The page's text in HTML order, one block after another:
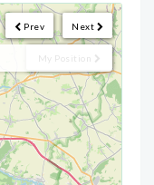
Next
Prev
My Position